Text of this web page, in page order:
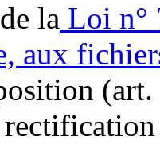
la Loi n°
aux